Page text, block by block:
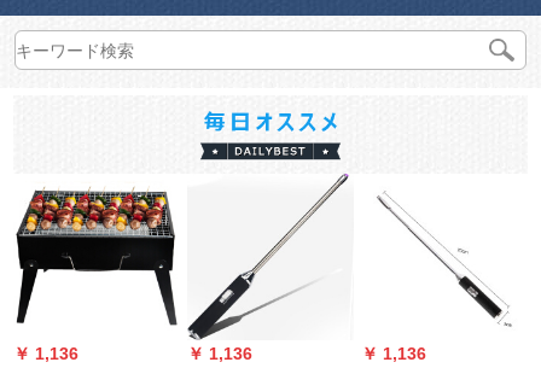
￥ 1,136
￥ 1,136
￥ 1,136